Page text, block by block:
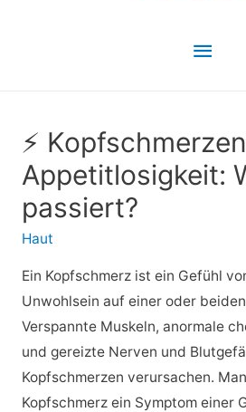
⚡
Appetitlosigkeit:
passiert?
Haut
Ein Kopfschmerz ist ein Gefühl
Unwohlsein auf einer oder
Verspannte Muskeln, anormale
und gereizte Nerven und
Kopfschmerzen verursachen.
Kopfschmerz ein Symptom einer